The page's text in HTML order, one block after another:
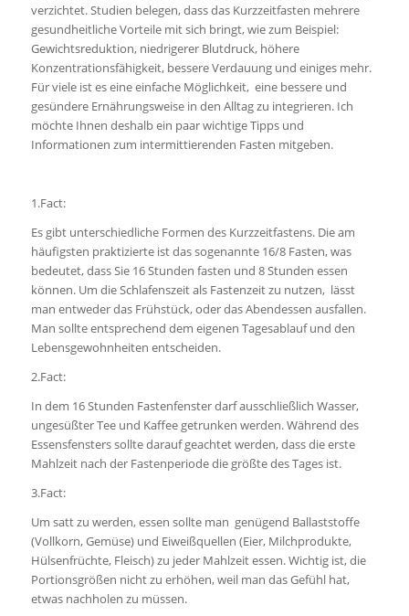
verzichtet. Studien belegen, dass das Kurzzeitfasten mehrere
gesundheitliche Vorteile mit sich bringt, wie zum Beispiel:
Gewichtsreduktion, niedrigerer Blutdruck, höhere
Konzentrationsfähigkeit, bessere Verdauung und einiges mehr.
Für viele ist es eine einfache Möglichkeit, eine bessere und
gesündere Ernährungsweise in den Alltag zu integrieren. Ich
möchte Ihnen deshalb ein paar wichtige Tipps und
Informationen zum intermittierenden Fasten mitgeben.
1.Fact:
Es gibt unterschiedliche Formen des Kurzzeitfastens. Die am
häufigsten praktizierte ist das sogenannte 16/8 Fasten, was
bedeutet, dass Sie 16 Stunden fasten und 8 Stunden essen
können. Um die Schlafenszeit als Fastenzeit zu nutzen, lässt
man entweder das Frühstück, oder das Abendessen ausfallen.
Man sollte entsprechend dem eigenen Tagesablauf und den
Lebensgewohnheiten entscheiden.
2.Fact:
In dem 16 Stunden Fastenfenster darf ausschließlich Wasser,
ungesüßter Tee und Kaffee getrunken werden. Während des
Essensfensters sollte darauf geachtet werden, dass die erste
Mahlzeit nach der Fastenperiode die größte des Tages ist.
3.Fact:
Um satt zu werden, essen sollte man genügend Ballaststoffe
(Vollkorn, Gemüse) und Eiweißquellen (Eier, Milchprodukte,
Hülsenfrüchte, Fleisch) zu jeder Mahlzeit essen. Wichtig ist, die
Portionsgrößen nicht zu erhöhen, weil man das Gefühl hat,
etwas nachholen zu müssen.